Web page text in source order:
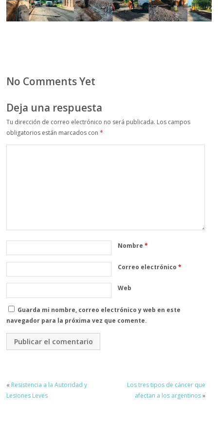
No Comments Yet
Deja una respuesta
Tu dirección de correo electrónico no será publicada. Los campos
obligatorios están marcados con*
Nombre*
Correo electrónico*
Web
Guarda mi nombre, correo electrónico y web en este
navegador para la próxima vez que comente.
« Resistencia a la Autoridad y
Lesiones Leves
Los tres tipos de cáncer que
afectan a los argentinos»